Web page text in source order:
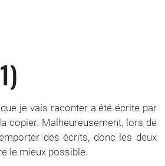
je vais raconter a été écrite par
copier. Malheureusement, lors de
des écrits, donc les deux
le mieux possible.